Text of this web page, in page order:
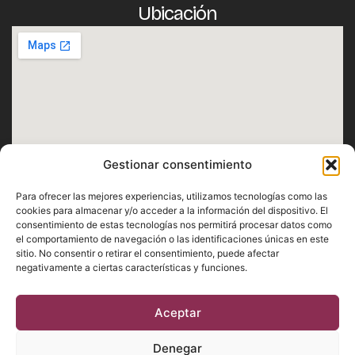
Gestionar consentimiento
Para ofrecer las mejores experiencias, utilizamos tecnologías como las
cookies para almacenar y/o acceder a la información del dispositivo. El
consentimiento de estas tecnologías nos permitirá procesar datos como
el comportamiento de navegación o las identificaciones únicas en este
sitio. No consentir o retirar el consentimiento, puede afectar
negativamente a ciertas características y funciones.
Aceptar
Denegar
Ubicación
Horario
Lunes · Martes · Miércoles · Jueves · Domingo
De 12:30h a 1h
Viernes · Sábado
De 12:30h a 2h
Cookies